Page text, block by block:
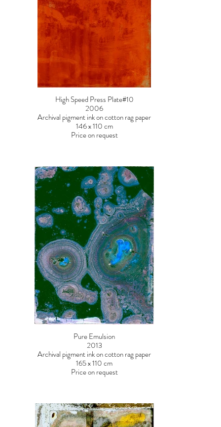
High Speed Press Plate#10
2006
Archival pigment ink on cotton rag paper
146 x 110 cm
Price on request
Pure Emulsion
2013
Archival pigment ink on cotton rag paper
165 x 110 cm
Price on request